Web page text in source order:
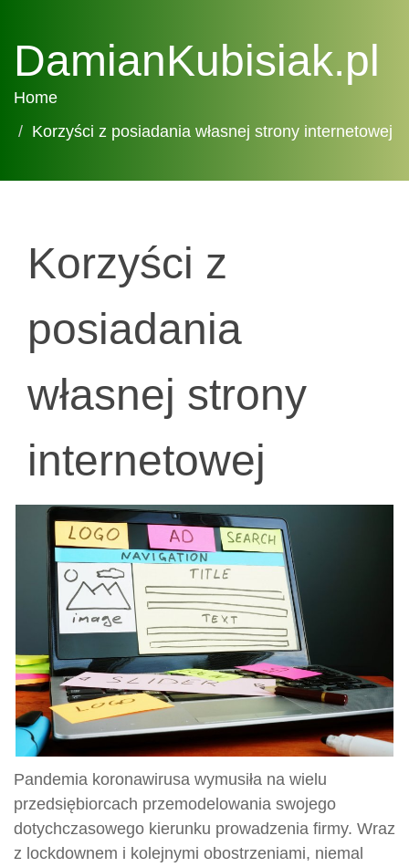
DamianKubisiak.pl
Home
Korzyści z posiadania własnej strony internetowej
Korzyści z
posiadania
własnej strony
internetowej
Pandemia koronawirusa wymusiła na wielu
przedsiębiorcach przemodelowania swojego
dotychczasowego kierunku prowadzenia firmy. Wraz
z lockdownem i kolejnymi obostrzeniami, niemal